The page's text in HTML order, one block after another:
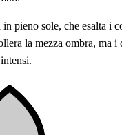
pieno sole, che esalta i
la mezza ombra, ma